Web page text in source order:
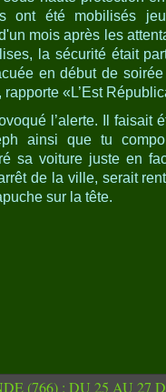
ont été mobilisés
mois après les
la sécurité était
en début de
«L’Est
l’alerte. Il faisait
ainsi que tu
sa voiture juste en
de la ville, serait
sur la tête.